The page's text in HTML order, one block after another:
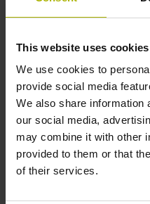
This website uses cookies
We use cookies to
provide social media
We also share information
our social media,
may combine it with other
provided to them or that
of their services.
Spannungsversorgung
5 V (+-10 %)
Anschlussrichtung